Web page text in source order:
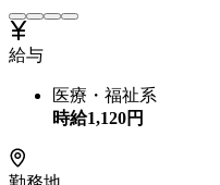
給与
医療・福祉系
時給1,120円